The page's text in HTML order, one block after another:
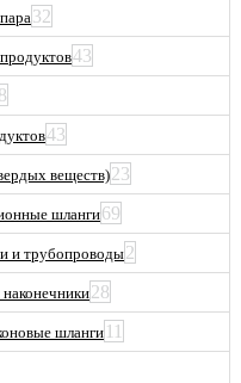
32
43
43
веществ)23
шланги69
и трубопроводы2
28
шланги 11